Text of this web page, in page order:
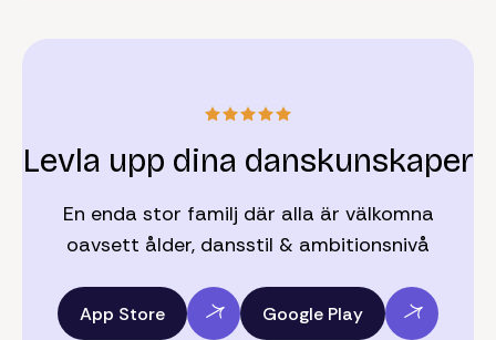
Levla upp dina danskunskaper
En enda stor familj där alla är välkomna
oavsett ålder, dansstil & ambitionsnivå
App Store Google Play